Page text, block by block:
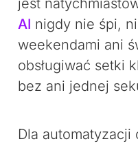
jest
AI nigdy nie śpi,
weekendami ani
obsługiwać setki
bez ani jednej
Dla automatyzacji